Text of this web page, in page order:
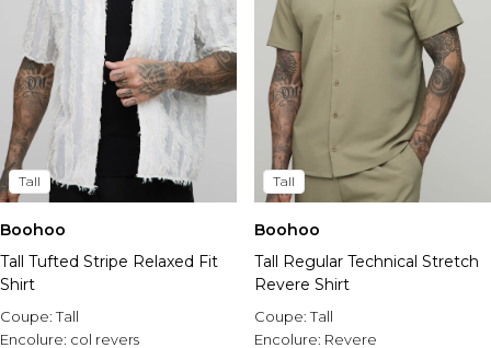
Tall
Boohoo
Tall Tufted Stripe Relaxed Fit
Shirt
Coupe:Tall
Encolure: col revers
Tall
Boohoo
Tall Regular Technical Stretch
Revere Shirt
Coupe:Tall
Encolure: Revere